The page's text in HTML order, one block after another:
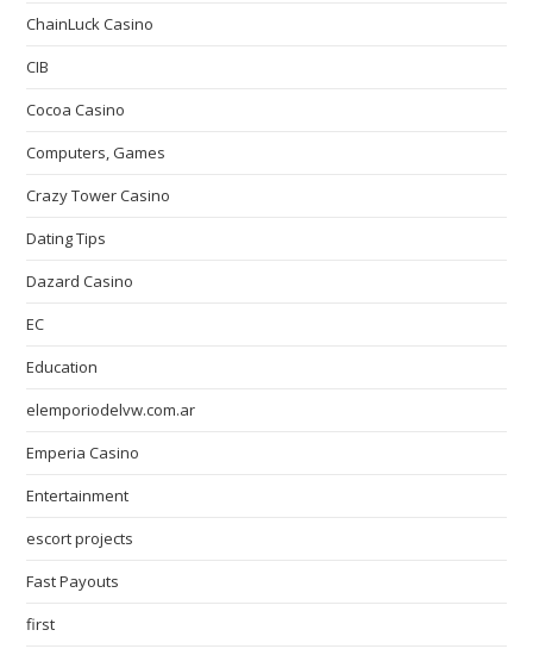
ChainLuck Casino
CIB
Cocoa Casino
Computers, Games
Crazy Tower Сasino
Dating Tips
Dazard Casino
EC
Education
elemporiodelvw.com.ar
Emperia Casino
Entertainment
escort projects
Fast Payouts
first